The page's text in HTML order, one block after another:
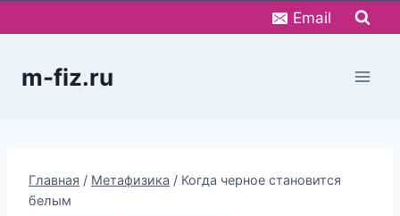
к
Email
m-fiz.ru
Главная / Метафизика / Когда черное становится
белым